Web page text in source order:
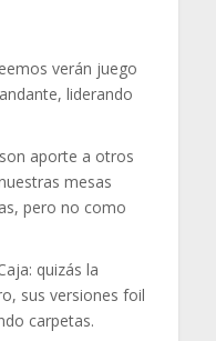
verán juego
liderando
aporte a otros
mesas
pero no como
quizás la
sus versiones foil
carpetas.